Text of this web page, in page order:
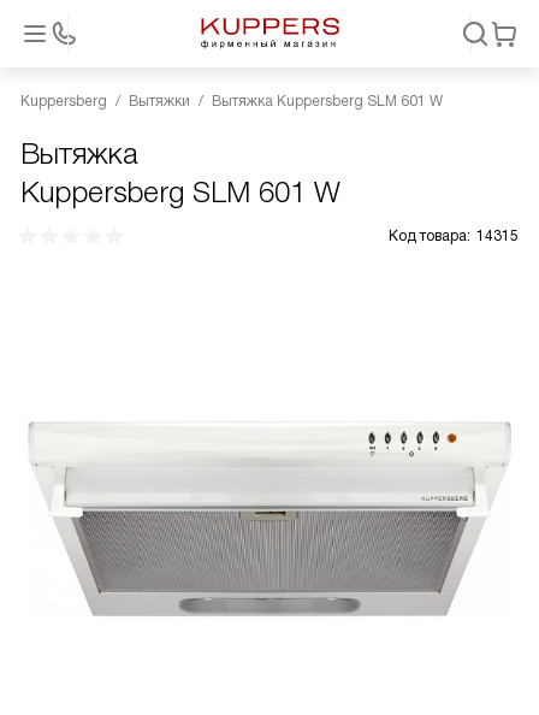
Kuppersberg Вытяжки Вытяжка Kuppersberg SLM 601 W
Вытяжка
Kuppersberg SLM 601 W
Код товара: 14315